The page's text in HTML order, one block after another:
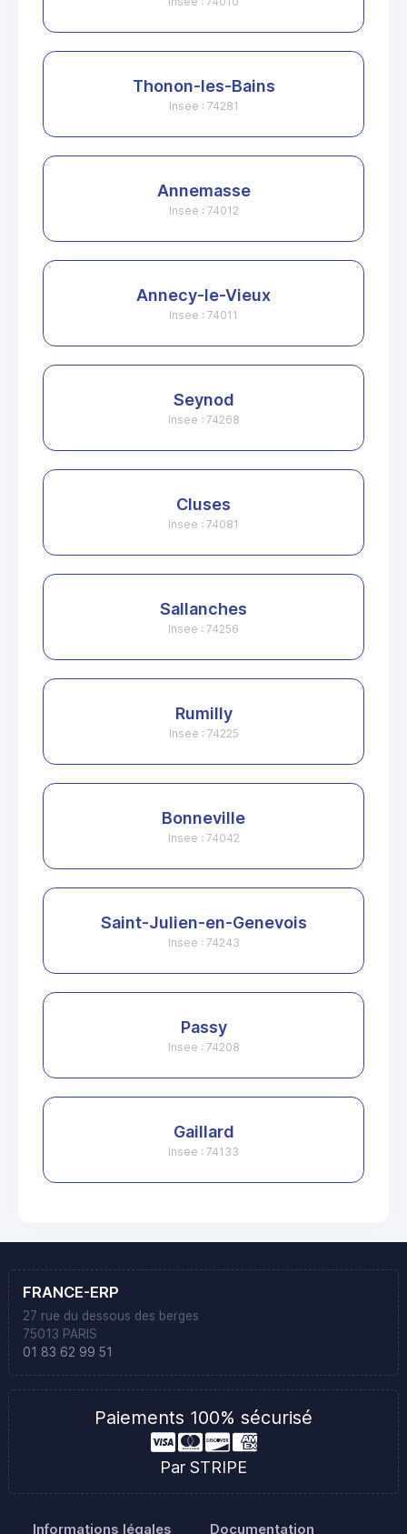
Thonon-les-Bains
Insee : 74281
Annemasse
Insee : 74012
Annecy-le-Vieux
Insee : 74011
Seynod
Insee : 74268
Cluses
Insee : 74081
Sallanches
Insee : 74256
Rumilly
Insee : 74225
Bonneville
Insee : 74042
Saint-Julien-en-Genevois
Insee : 74243
Passy
Insee : 74208
Gaillard
Insee : 74133
FRANCE-ERP
27 rue du dessous des berges
75013 PARIS
01 83 62 99 51
Paiements 100% sécurisé
Par STRIPE
Informations légales Documentation